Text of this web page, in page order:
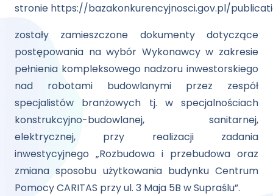
stronie https://bazakonkurencyjnosci.gov.pl/
zostały zamieszczone dokumenty dotyczące
postępowania na wybór Wykonawcy w zakresie
pełnienia kompleksowego nadzoru inwestorskiego
nad robotami budowlanymi przez zespół
specjalistów branżowych tj. w specjalnościach
konstrukcyjno-budowlanej, sanitarnej,
elektrycznej, przy realizacji zadania
inwestycyjnego „Rozbudowa i przebudowa oraz
zmiana sposobu użytkowania budynku Centrum
Pomocy CARITAS przy ul. 3 Maja 5B w Supraślu”.